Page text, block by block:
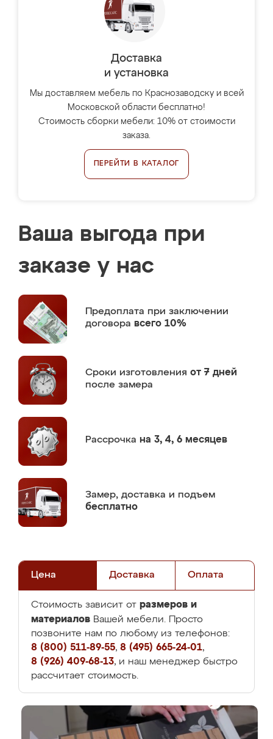
Доставка
и установка
Мы доставляем мебель по Краснозаводску и всей
Московской области бесплатно!
Стоимость сборки мебели: 10% от стоимости
заказа.
ПЕРЕЙТИ В КАТАЛОГ
Ваша выгода при
заказе у нас
Предоплата при заключении
договора всего 10%
Сроки изготовления от 7 дней
после замера
Рассрочка на 3, 4, 6 месяцев
Замер, доставка и подъем
бесплатно
Цена Доставка Оплата
Стоимость зависит от размеров и
материалов Вашей мебели. Просто
позвоните нам по любому из телефонов:
8 (800) 511-89-55, 8 (495) 665-24-01,
8 (926) 409-68-13, и наш менеджер быстро
рассчитает стоимость.